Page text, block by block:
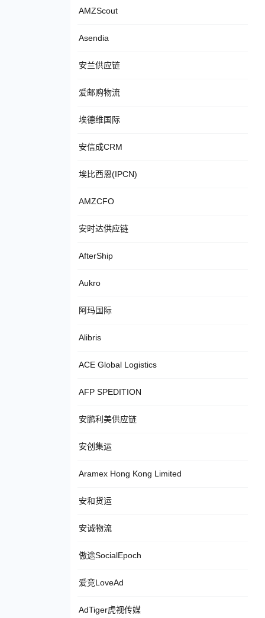
AMZScout
Asendia
安兰供应链
爱邮购物流
埃德维国际
安信成CRM
埃比西恩(IPCN)
AMZCFO
安时达供应链
AfterShip
Aukro
阿玛国际
Alibris
ACE Global Logistics
AFP SPEDITION
安鹏利美供应链
安创集运
Aramex Hong Kong Limited
安和货运
安诚物流
傲途SocialEpoch
爱竞LoveAd
AdTiger虎视传媒